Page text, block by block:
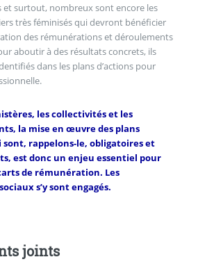
et surtout, nombreux sont encore les
très féminisés qui devront bénéficier
des rémunérations et déroulements
aboutir à des résultats concrets, ils
dans les plans d’actions pour
les collectivités et les
la mise en œuvre des plans
sont, rappelons-le, obligatoires et
est donc un enjeu essentiel pour
de rémunération. Les
s’y sont engagés.
joints